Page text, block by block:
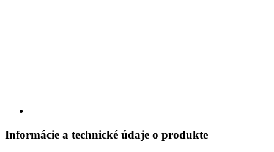
Informácie a technické údaje o produkte